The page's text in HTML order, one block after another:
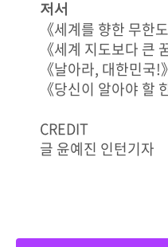
저서
《세계를 향한 무한
《세계 지도보다 큰
《날아라, 대한민국
《당신이 알아야 할
CREDIT
글 윤예진 인턴기자